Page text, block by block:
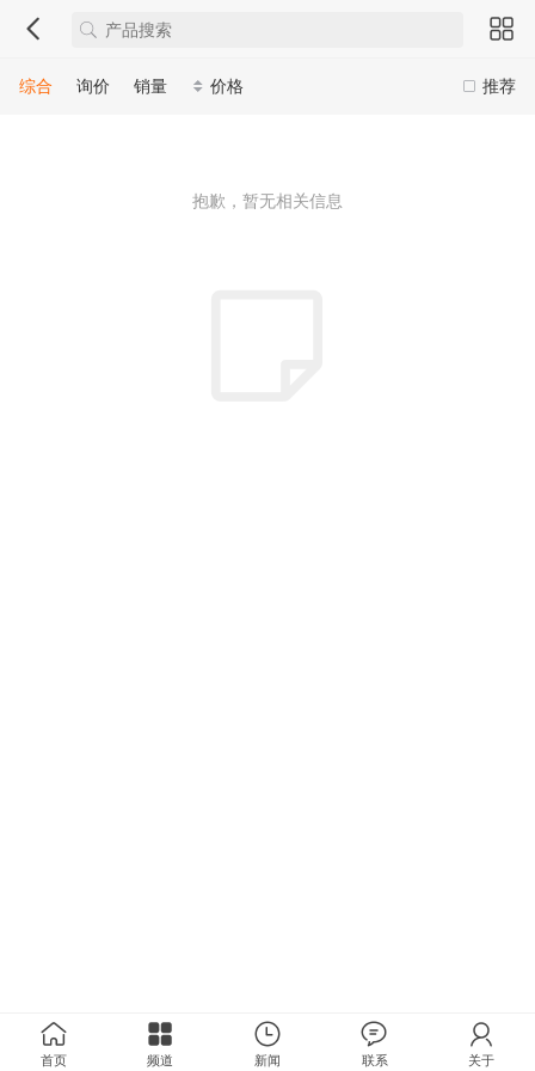
推荐
综合 询价 销量 价格
抱歉，暂无相关信息
首页 频道 新闻 联系 关于